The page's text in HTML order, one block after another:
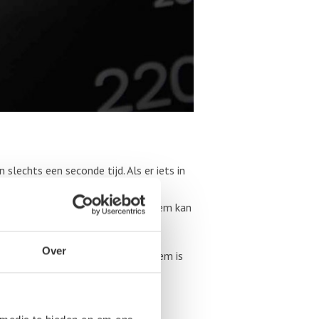
Over
een seconde tijd. Als er iets in
in het systeem worden
een defect antiblokkeersysteem kan
ervaart met het systeem is